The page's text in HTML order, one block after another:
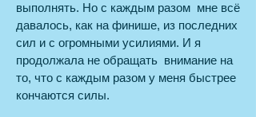
выполнять. Но с каждым разом мне всё
давалось, как на финише, из последних
сил и с огромными усилиями. И я
продолжала не обращать внимание на
то, что с каждым разом у меня быстрее
кончаются силы.